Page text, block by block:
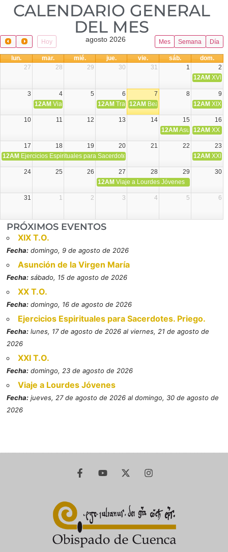
CALENDARIO GENERAL
DEL MES​
Hoy Mes Semana Día
agosto 2026
lun. mar. mié. jue. vie. sáb.
dom.
27
28 29 30 31 1
2
12AM XVIII
3 4 5 6 7 8
9
12AM Viaje Diocesano a Japón.
12AM Transfiguración del Señor
12AM Beatos Cruz Laplana,
12AM XIX
10 11 12 13 14 15
16
12AM Asunción de la
12AM XX
17 18 19 20 21 22
23
12AM Ejercicios Espirituales para Sacerdotes. Priego. 12AM XXI
24 25 26 27 28 29
30
12AM Viaje a Lourdes Jóvenes
31 1 2 3 4 5 6
PRÓXIMOS EVENTOS
XIX T.O.
Fecha: domingo, 9 de agosto de 2026
Asunción de la Virgen María
Fecha: sábado, 15 de agosto de 2026
XX T.O.
Fecha: domingo, 16 de agosto de 2026
Ejercicios Espirituales para Sacerdotes. Priego.
Fecha: lunes, 17 de agosto de 2026 al viernes, 21 de agosto de
2026
XXI T.O.
Fecha: domingo, 23 de agosto de 2026
Viaje a Lourdes Jóvenes
Fecha: jueves, 27 de agosto de 2026 al domingo, 30 de agosto de
2026